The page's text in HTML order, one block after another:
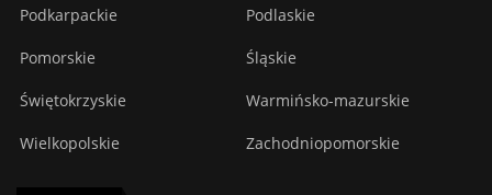
Podkarpackie Podlaskie
Pomorskie Śląskie
Świętokrzyskie Warmińsko-mazurskie
Wielkopolskie Zachodniopomorskie